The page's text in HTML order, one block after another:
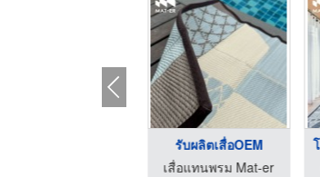
รับผลิตเสื่อOEM
เสื่อแทนพรม Mat-er